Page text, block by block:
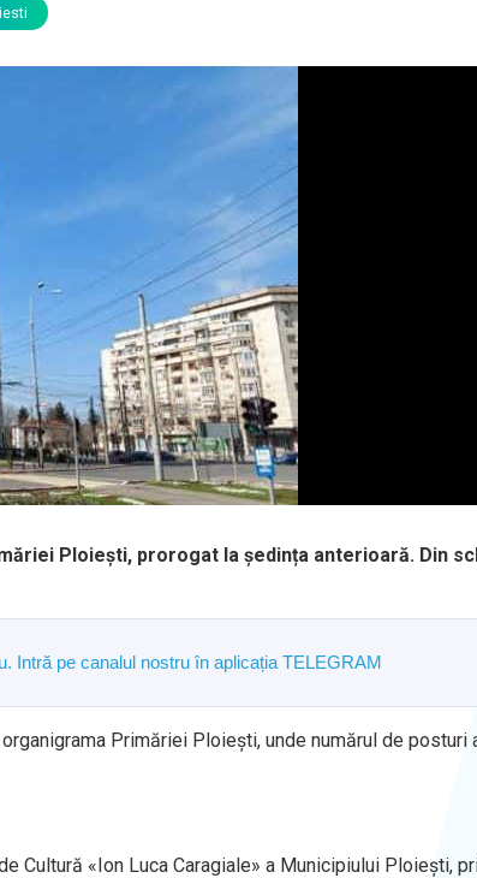
Ploiești, prorogat la ședința anterioară. Din
Intră pe canalul nostru în aplicația TELEGRAM
Primăriei Ploiești, unde numărul de posturi
Cultură «Ion Luca Caragiale» a Municipiului Ploiești,